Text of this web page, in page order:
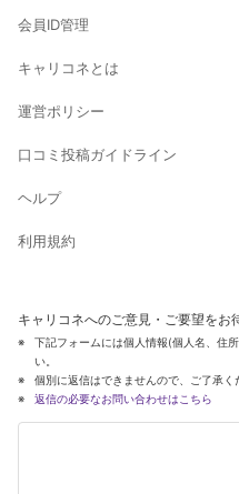
会員ID管理
キャリコネとは
運営ポリシー
口コミ投稿ガイドライン
ヘルプ
利用規約
キャリコネへのご意見・ご要望をお
下記フォームには個人情報(個人名、住
い。
個別に返信はできませんので、ご了承く
返信の必要なお問い合わせはこちら